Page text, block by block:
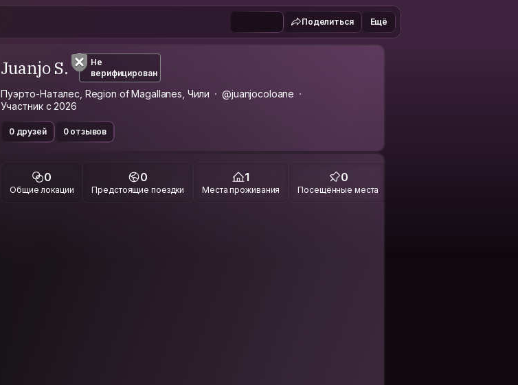
Поделиться Ещё
Juanjo S.
Не
верифицирован
Пуэрто-Наталес, Region of Magallanes, Чили
@juanjocoloane
Участник с 2026
0 друзей 0 отзывов
0
Общие локации
0
Предстоящие поездки
1
Места проживания
0
Посещённые места